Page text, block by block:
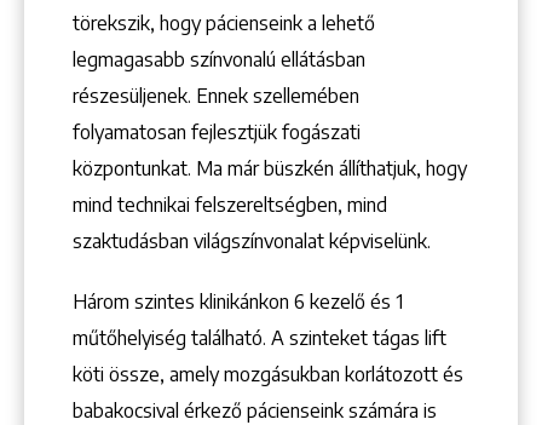
törekszik, hogy pácienseink a lehető
legmagasabb színvonalú ellátásban
részesüljenek. Ennek szellemében
folyamatosan fejlesztjük fogászati
központunkat. Ma már büszkén állíthatjuk, hogy
mind technikai felszereltségben, mind
szaktudásban világszínvonalat képviselünk.
Három szintes klinikánkon 6 kezelő ­és 1
műtőhelyiség található. A szinteket tágas lift
köti össze, amely mozgásukban korlátozott és
babakocsival érkező pácienseink számára is